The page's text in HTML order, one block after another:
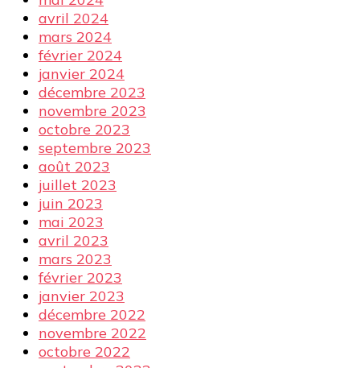
avril 2024
mars 2024
février 2024
janvier 2024
décembre 2023
novembre 2023
octobre 2023
septembre 2023
août 2023
juillet 2023
juin 2023
mai 2023
avril 2023
mars 2023
février 2023
janvier 2023
décembre 2022
novembre 2022
octobre 2022